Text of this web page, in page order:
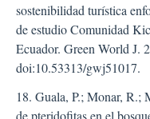
sostenibilidad turística
de estudio Comunidad
Ecuador. Green World J.
doi:10.53313/gwj51017.
18. Guala, P.; Monar, R.;
de pteridofitas en el